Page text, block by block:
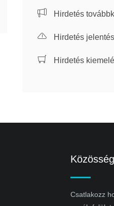
Hirdetés
Hirdetés
Hirdetés
Csatlakozz